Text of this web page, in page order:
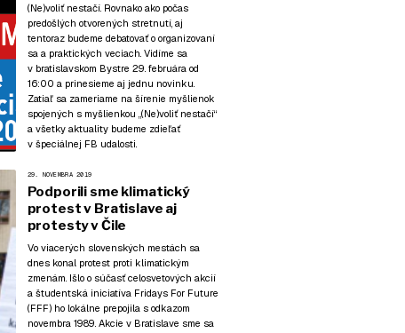
(Ne)voliť nestačí. Rovnako ako počas
predošlých otvorených stretnutí, aj
tentoraz budeme debatovať o organizovaní
sa a praktických veciach. Vidíme sa
v bratislavskom Bystre 29. februára od
16:00 a prinesieme aj jednu novinku.
Zatiaľ sa zameriame na šírenie myšlienok
spojených s myšlienkou „(Ne)voliť nestačí“
a všetky aktuality budeme zdieľať
v špeciálnej FB udalosti.
29. NOVEMBRA 2019
Podporili sme klimatický
protest v Bratislave aj
protesty v Čile
Vo viacerých slovenských mestách sa
dnes konal protest proti klimatickým
zmenám. Išlo o súčasť celosvetových akcií
a študentská iniciatíva Fridays For Future
(FFF) ho lokálne prepojila s odkazom
novembra 1989. Akcie v Bratislave sme sa